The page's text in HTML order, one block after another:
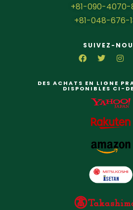
+81-090-4070-
+81-048-676-
SUIVEZ-
DES ACHATS EN LIGNE
DISPONIBLES CI-